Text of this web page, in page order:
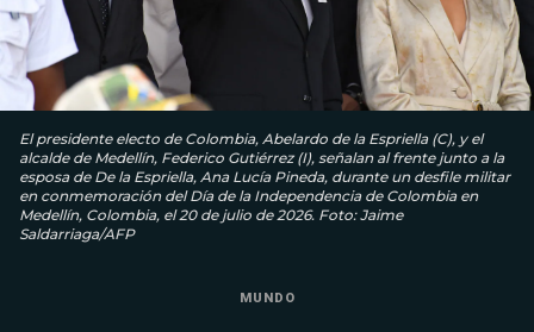
El presidente electo de Colombia, Abelardo de la Espriella (C), y el
alcalde de Medellín, Federico Gutiérrez (I), señalan al frente junto a la
esposa de De la Espriella, Ana Lucía Pineda, durante un desfile militar
en conmemoración del Día de la Independencia de Colombia en
Medellín, Colombia, el 20 de julio de 2026. Foto: Jaime
Saldarriaga/AFP
MUNDO